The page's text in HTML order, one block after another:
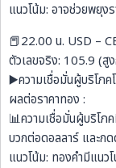
แนวโน้ม: อาจช่วยพยุง
📕22.00 น. USD –
ตัวเลขจริง: 105.9 (สู
▶️ความเชื่อมั่นผู้บริโภ
ผลต่อราคาทอง :
📊ความเชื่อมั่นผู้บริโภ
บวกต่อดอลลาร์ และก
แนวโน้ม: ทองคำมีแนว